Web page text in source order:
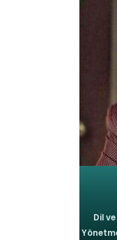
Dil